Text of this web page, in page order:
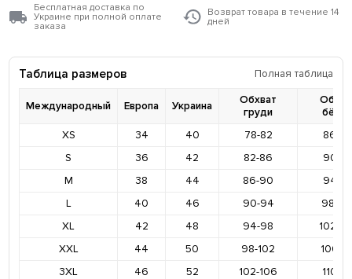
Бесплатная доставка по
Украине при полной оплате
заказа
Возврат товара в течение 14
дней
Таблица размеров Полная таблица
Международный Европа Украина
Обхват
груди
XS
34 40 78-82
86-
S
36 42 82-86
90-
M
38 44 86-90
94-
L
40 46 90-94
98-
XL
42 48 94-98
102-
XXL
44 50 98-102
106-
3XL
46 52 102-106
110-